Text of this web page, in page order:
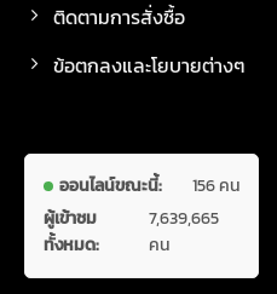
ติดตามการสั่งซื้อ
ข้อตกลงและโยบายต่างๆ
ออนไลน์ขณะนี้:
156 คน
ผู้เข้าชม
ทั้งหมด:
7,639,665
คน